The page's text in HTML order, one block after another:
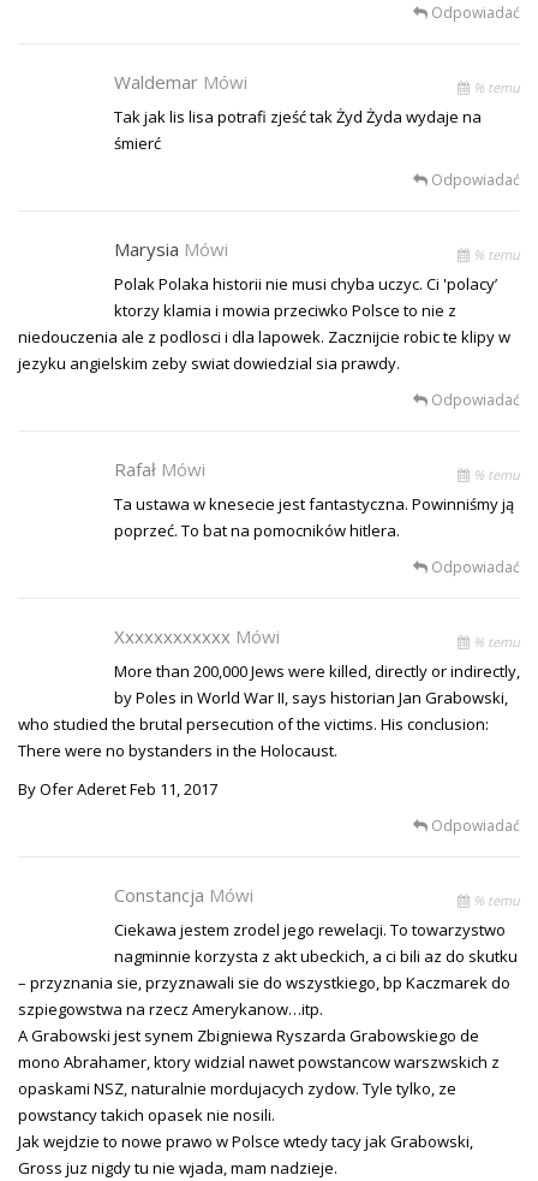
Odpowiadać
Waldemar Mówi % temu
Tak jak lis lisa potrafi zjeść tak Żyd Żyda wydaje na
śmierć
Odpowiadać
Marysia Mówi % temu
Polak Polaka historii nie musi chyba uczyc. Ci 'polacy’
ktorzy klamia i mowia przeciwko Polsce to nie z
niedouczenia ale z podlosci i dla lapowek. Zacznijcie robic te klipy w
jezyku angielskim zeby swiat dowiedzial sia prawdy.
Odpowiadać
Rafał Mówi % temu
Ta ustawa w knesecie jest fantastyczna. Powinniśmy ją
poprzeć. To bat na pomocników hitlera.
Odpowiadać
Xxxxxxxxxxxx Mówi % temu
More than 200,000 Jews were killed, directly or indirectly,
by Poles in World War II, says historian Jan Grabowski,
who studied the brutal persecution of the victims. His conclusion:
There were no bystanders in the Holocaust.
By Ofer Aderet Feb 11, 2017
Odpowiadać
Constancja Mówi % temu
Ciekawa jestem zrodel jego rewelacji. To towarzystwo
nagminnie korzysta z akt ubeckich, a ci bili az do skutku
– przyznania sie, przyznawali sie do wszystkiego, bp Kaczmarek do
szpiegowstwa na rzecz Amerykanow…itp.
A Grabowski jest synem Zbigniewa Ryszarda Grabowskiego de
mono Abrahamer, ktory widzial nawet powstancow warszwskich z
opaskami NSZ, naturalnie mordujacych zydow. Tyle tylko, ze
powstancy takich opasek nie nosili.
Jak wejdzie to nowe prawo w Polsce wtedy tacy jak Grabowski,
Gross juz nigdy tu nie wjada, mam nadzieje.